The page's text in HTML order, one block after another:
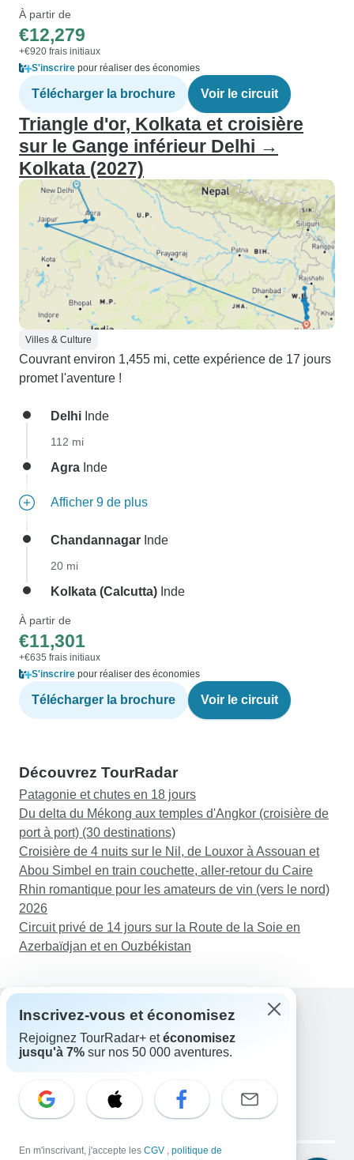
À partir de
€12,279
+€920 frais initiaux
S'inscrire pour réaliser des économies
Télécharger la brochure Voir le circuit
Triangle d'or, Kolkata et croisière
sur le Gange inférieur Delhi →
Kolkata (2027)
Villes & Culture
Couvrant environ 1,455 mi, cette expérience de 17 jours
promet l'aventure !
Delhi Inde
112 mi
Agra Inde
Afficher 9 de plus
Chandannagar Inde
20 mi
Kolkata (Calcutta) Inde
À partir de
€11,301
+€635 frais initiaux
S'inscrire pour réaliser des économies
Télécharger la brochure Voir le circuit
Découvrez TourRadar
Patagonie et chutes en 18 jours
Du delta du Mékong aux temples d'Angkor (croisière de
port à port) (30 destinations)
Croisière de 4 nuits sur le Nil, de Louxor à Assouan et
Abou Simbel en train couchette, aller-retour du Caire
Rhin romantique pour les amateurs de vin (vers le nord)
2026
Circuit privé de 14 jours sur la Route de la Soie en
Azerbaïdjan et en Ouzbékistan
Assistance
Contactez-nous
E-mail: support@tourradar.com
Sélectionnez la langue
Copyright © TourRadar. Tous droits réservés.
Inscrivez-vous et économisez
Rejoignez TourRadar+ etéconomisez
jusqu'à 7% sur nos 50 000 aventures.
En m'inscrivant, j'accepte les CGV , politique de